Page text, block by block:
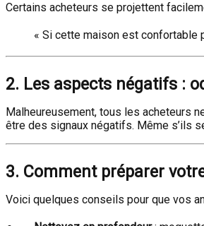
Certains acheteurs se projettent
« Si cette maison est confortable
2. Les aspects négatifs :
Malheureusement, tous les acheteurs
être des signaux négatifs. Même s’ils
3. Comment préparer
Voici quelques conseils pour que vos